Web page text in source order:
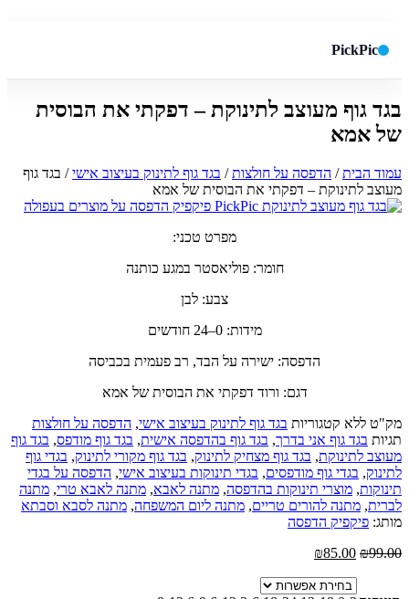
PickPic
חיפוש באתר
חפש
בגד גוף מעוצב לתינוקת – דפקתי את הבוסית
של אמא
עמוד הבית/ הדפסה על חולצות/ בגד גוף לתינוק בעיצוב אישי/ בגד גוף
מעוצב לתינוקת – דפקתי את הבוסית של אמא
מפרט טכני:
חומר: פוליאסטר במגע כותנה
צבע: לבן
מידות: 0–24 חודשים
הדפסה: ישירה על הבד, רב פעמית בכביסה
דגם: ורוד דפקתי את הבוסית של אמא
מק"ט ללא קטגוריות בגד גוף לתינוק בעיצוב אישי, הדפסה על חולצות
תגיות בגד גוף אני בדרך, בגד גוף בהדפסה אישית, בגד גוף מודפס, בגד גוף
מעוצב לתינוקת, בגד גוף מצחיק לתינוק, בגד גוף מקורי לתינוק, בגדי גוף
לתינוק, בגדי גוף מודפסים, בגדי תינוקות בעיצוב אישי, הדפסה על בגדי
תינוקות, מוצרי תינוקות בהדפסה, מתנה לאבא, מתנה לאבא טרי, מתנה
לברית, מתנה להורים טריים, מתנה ליום המשפחה, מתנה לסבא וסבתא
מותג: פיקפיק הדפסה
₪99.00
המחיר
היה:
₪85.00
הוא: